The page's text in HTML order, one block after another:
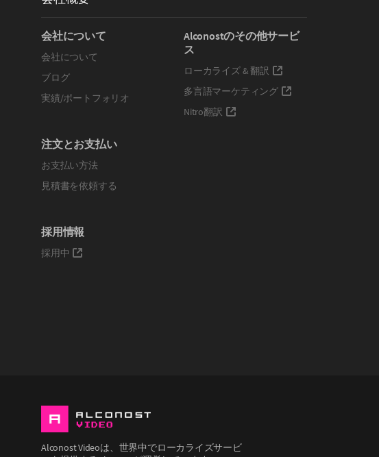
会社について
会社について
ブログ
実績/ポートフォリオ
注文とお支払い
お支払い方法
見積書を依頼する
採用情報
採用中
Alconostのその他サービ
ス
ローカライズ & 翻訳
多言語マーケティング
Nitro翻訳
Alconost Videoは、世界中でローカライズサービ